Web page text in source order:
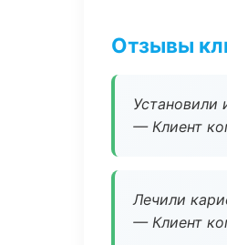
Отзывы
Установили
— Клиент
Лечили
— Клиент